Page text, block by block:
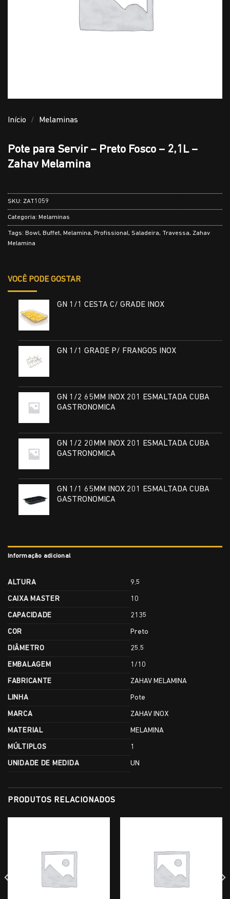
Início / Melaminas
Pote para Servir – Preto Fosco – 2,1L –
Zahav Melamina
SKU: ZAT1059
Categoria: Melaminas
Tags: Bowl, Buffet, Melamina, Profissional, Saladeira, Travessa, Zahav
Melamina
VOCÊ PODE GOSTAR
GN 1/1 CESTA C/ GRADE INOX
GN 1/1 GRADE P/ FRANGOS INOX
GN 1/2 65MM INOX 201 ESMALTADA CUBA
GASTRONOMICA
GN 1/2 20MM INOX 201 ESMALTADA CUBA
GASTRONOMICA
GN 1/1 65MM INOX 201 ESMALTADA CUBA
GASTRONOMICA
Informação adicional
ALTURA 9.5
CAIXA MASTER 10
CAPACIDADE 2135
COR Preto
DIÂMETRO 25.5
EMBALAGEM 1/10
FABRICANTE ZAHAV MELAMINA
LINHA Pote
MARCA ZAHAV INOX
MATERIAL MELAMINA
MÚLTIPLOS 1
UNIDADE DE MEDIDA UN
PRODUTOS RELACIONADOS